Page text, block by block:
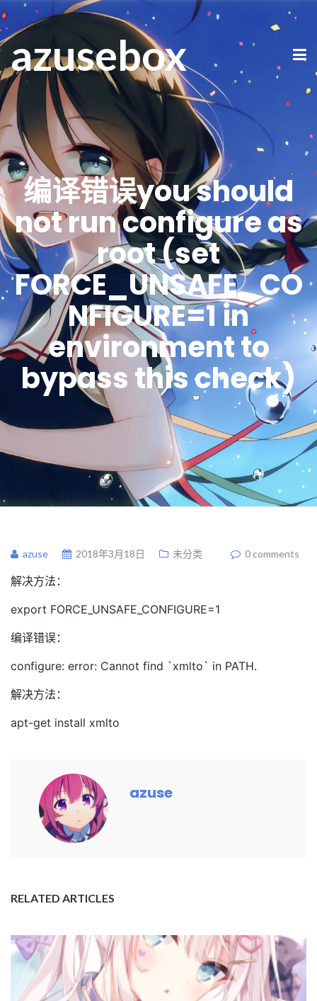
azusebox
编译错误you should
not run configure as
root (set
FORCE_UNSAFE_CO
NFIGURE=1 in
environment to
bypass this check)
azuse 2018年3月18日 未分类 0 comments
解决方法：
export FORCE_UNSAFE_CONFIGURE=1
编译错误：
configure: error: Cannot find `xmlto` in PATH.
解决方法：
apt-get install xmlto
azuse
RELATED ARTICLES